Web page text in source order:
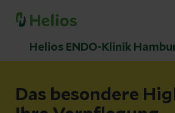
Helios ENDO-Klinik
Das besondere